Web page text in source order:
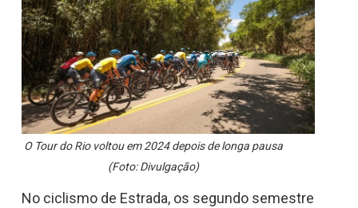
O Tour do Rio voltou em 2024 depois de longa pausa
(Foto: Divulgação)
No ciclismo de Estrada, os segundo semestre